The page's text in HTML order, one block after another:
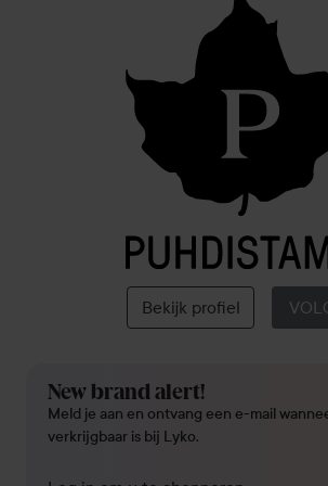
Bekijk profiel
New brand alert!
Meld je aan en ontvang een e-mail
verkrijgbaar is bij Lyko.